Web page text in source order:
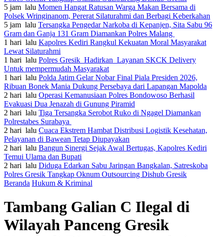
5 jam lalu Momen Hangat Ratusan Warga Makan Bersama di
Polsek Wringinanom, Pererat Silaturahmi dan Berbagi Keberkahan
5 jam lalu Tersangka Pengedar Narkoba di Kepanjen, Sita Sabu 96
Gram dan Ganja 131 Gram Diamankan Polres Malang
1 hari lalu Kapolres Kediri Rangkul Kekuatan Moral Masyarakat
Lewat Silaturahmi
1 hari lalu Polres Gresik Hadirkan Layanan SKCK Delivery
Untuk mempermudah Masyarakat
1 hari lalu Polda Jatim Gelar Nobar Final Piala Presiden 2026,
Ribuan Bonek Mania Dukung Persebaya dari Lapangan Mapolda
2 hari lalu Operasi Kemanusiaan Polres Bondowoso Berhasil
Evakuasi Dua Jenazah di Gunung Piramid
2 hari lalu Tiga Tersangka Serobot Ruko di Ngagel Diamankan
Polrestabes Surabaya
2 hari lalu Cuaca Ekstrem Hambat Distribusi Logistik Kesehatan,
Pelayanan di Bawean Tetap Diupayakan
2 hari lalu Bangun Sinergi Sejak Awal Bertugas, Kapolres Kediri
Temui Ulama dan Bupati
2 hari lalu Diduga Edarkan Sabu Jaringan Bangkalan, Satreskoba
Polres Gresik Tangkap Oknum Outsourcing Dishub Gresik
Beranda Hukum & Kriminal
Tambang Galian C Ilegal di
Wilayah Panceng Gresik